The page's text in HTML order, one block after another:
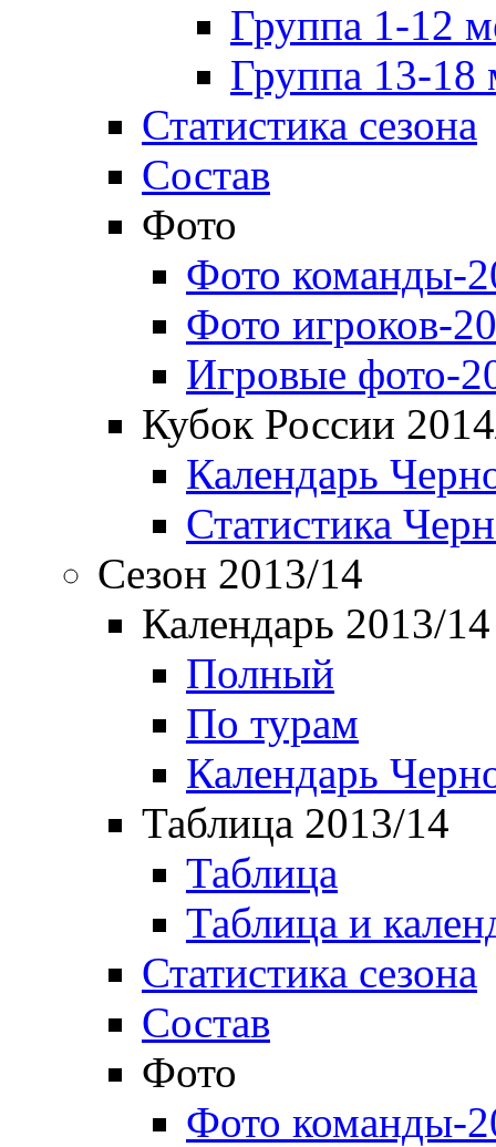
Группа 1-12
Группа 13-18
Статистика сезона
Состав
Фото
Фото команды-
Фото игроков-
Игровые фото-
Кубок России
Календарь
Статистика
Сезон 2013/14
Календарь 2013/14
Полный
По турам
Календарь
Таблица 2013/14
Таблица
Таблица и
Статистика сезона
Состав
Фото
Фото команды-